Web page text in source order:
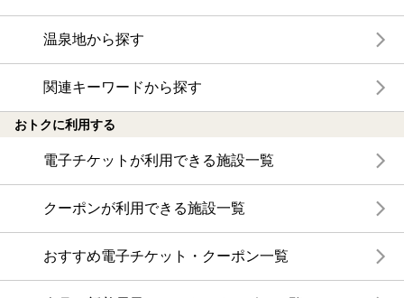
温泉地から探す
関連キーワードから探す
おトクに利用する
電子チケットが利用できる施設一覧
クーポンが利用できる施設一覧
おすすめ電子チケット・クーポン一覧